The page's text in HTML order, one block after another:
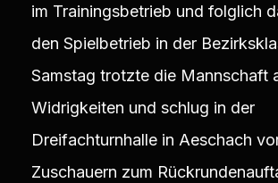
im Trainingsbetrieb und folglich
den Spielbetrieb in der
Samstag trotzte die Mannschaft
Widrigkeiten und schlug in der
Dreifachturnhalle in Aeschach
Zuschauern zum